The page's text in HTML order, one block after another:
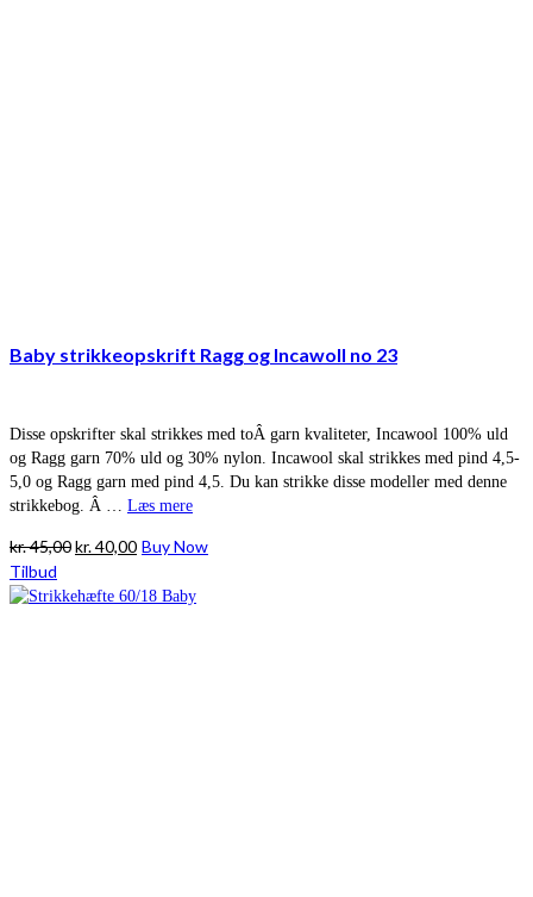
Baby strikkeopskrift Ragg og Incawoll no 23
Disse opskrifter skal strikkes med toÂ garn kvaliteter, Incawool 100% uld
og Ragg garn 70% uld og 30% nylon. Incawool skal strikkes med pind 4,5-
5,0 og Ragg garn med pind 4,5. Du kan strikke disse modeller med denne
strikkebog. Â … Læs mere
kr.45,00Den
pris
kr.40,00Den
pris
Buy Now
Tilbud